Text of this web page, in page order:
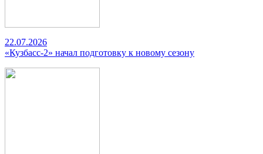
22.07.2026
«Кузбасс-2» начал подготовку к новому сезону